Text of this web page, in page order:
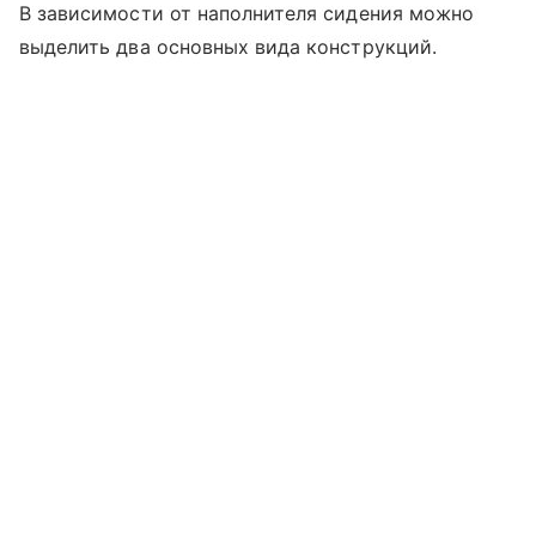
В зависимости от наполнителя сидения можно
выделить два основных вида конструкций.